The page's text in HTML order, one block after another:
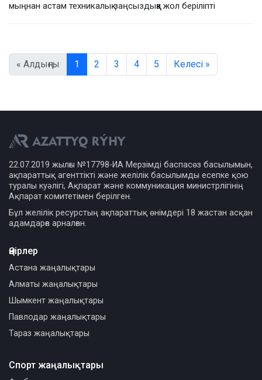
мыңнан астам техникалық заңсыздыққа жол беріліпті
« Алдыңғы 1 2 3 4 5 Келесі »
22.07.2019 жылғы №17798-ИА Мерзімді баспасөз басылымын,
ақпараттық агенттікті және желілік басылымды есепке қою
туралы куәлігі, Ақпарат және коммуникация министрлігінің
Ақпарат комитетімен берілген.
Бұл желілік ресурстың ақпараттық өнімдері 18 жастан асқан
адамдарға арналған.
Өңірлер
Астана жаңалықтары
Алматы жаңалықтары
Шымкент жаңалықтары
Павлодар жаңалықтары
Тараз жаңалықтары
Спорт жаңалықтары